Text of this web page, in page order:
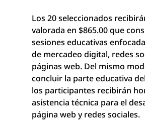
Los 20 seleccionados
valorada en $865.00 que
sesiones educativas
de mercadeo digital, redes
páginas web. Del mismo
concluir la parte educativa
los participantes recibirán
asistencia técnica para el
página web y redes sociales.